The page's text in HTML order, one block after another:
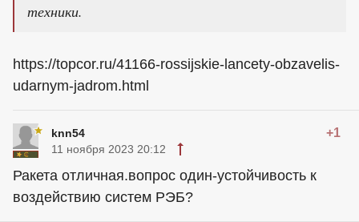
техники.
https://topcor.ru/41166-rossijskie-lancety-obzavelis-
udarnym-jadrom.html
knn54 +1
11 ноября 2023 20:12
Ракета отличная.вопрос один-устойчивость к
воздействию систем РЭБ?